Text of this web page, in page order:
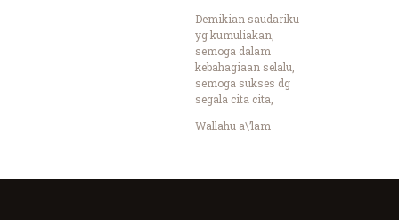
Demikian saudariku
yg kumuliakan,
semoga dalam
kebahagiaan selalu,
semoga sukses dg
segala cita cita,
Wallahu a\’lam